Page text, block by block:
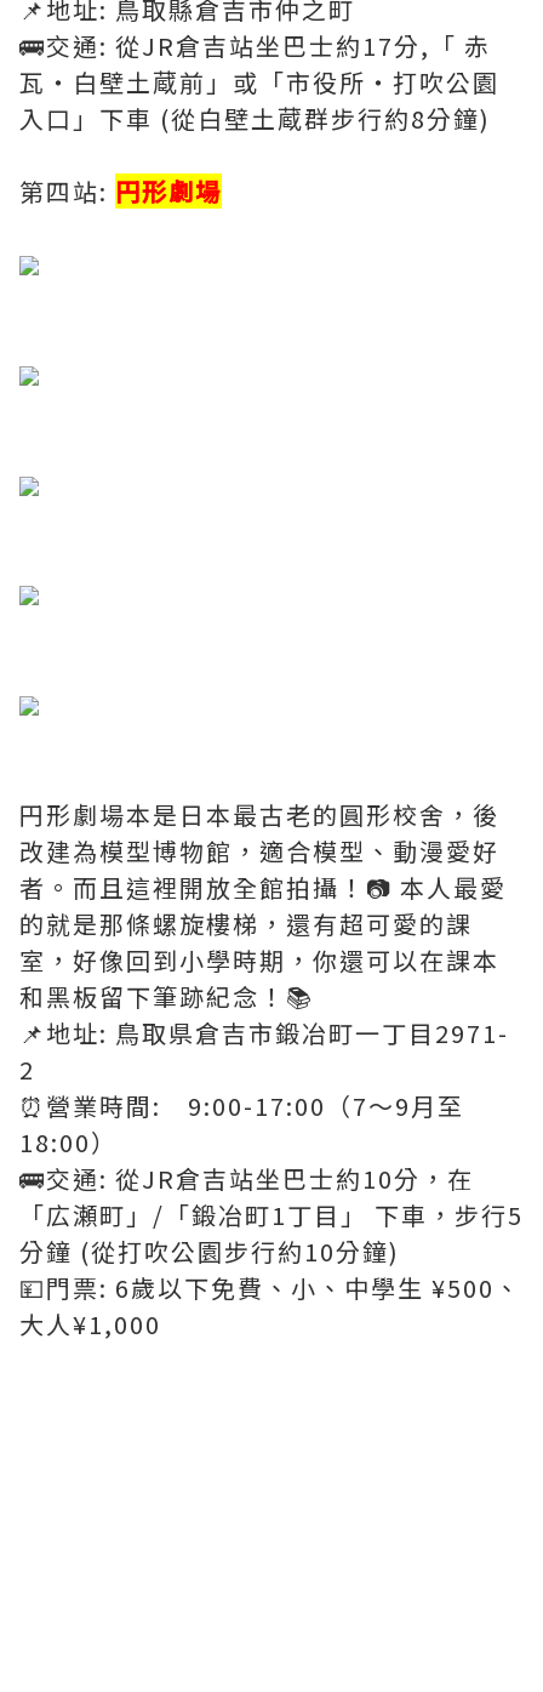
📌地址: 鳥取縣倉吉市仲之町
🚌交通: 從JR倉吉站坐巴士約17分,「 赤
瓦・白壁土蔵前」或「市役所・打吹公園
入口」下車 (從白壁土蔵群步行約8分鐘)
第四站: 円形劇場
円形劇場本是日本最古老的圓形校舍，後
改建為模型博物館，適合模型、動漫愛好
者。而且這裡開放全館拍攝！📷 本人最愛
的就是那條螺旋樓梯，還有超可愛的課
室，好像回到小學時期，你還可以在課本
和黑板留下筆跡紀念！📚
📌地址: 鳥取県倉吉市鍛冶町一丁目2971-
2
⏰營業時間: 9:00-17:00（7～9月至
18:00）
🚌交通: 從JR倉吉站坐巴士約10分，在
「広瀬町」/「鍛冶町1丁目」 下車，步行5
分鐘 (從打吹公園步行約10分鐘)
💴門票: 6歲以下免費、小、中學生 ¥500、
大人¥1,000